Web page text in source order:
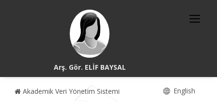
Arş. Gör. ELİF BAYSAL
Akademik Veri Yönetim Sistemi English